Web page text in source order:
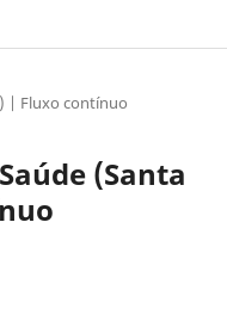
| Fluxo contínuo
(Santa